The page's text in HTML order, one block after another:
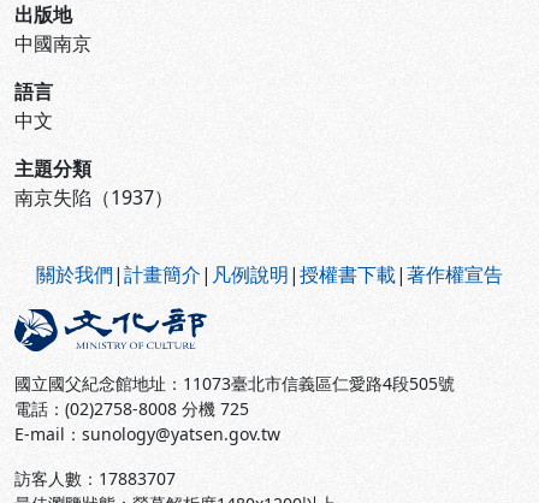
出版地
中國南京
語言
中文
主題分類
南京失陷（1937）
關於我們|計畫簡介| 凡例說明|授權書下載|著作權宣告
國立國父紀念館地址：11073臺北市信義區仁愛路4段505號
電話：(02)2758-8008 分機 725
E-mail：sunology@yatsen.gov.tw
訪客人數： 17883707